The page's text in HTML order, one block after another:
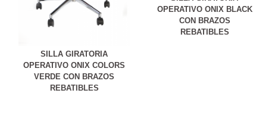
SILLA GIRATORIA
OPERATIVO ONIX COLORS
VERDE CON BRAZOS
REBATIBLES
OPERATIVO ONIX BLACK
CON BRAZOS
REBATIBLES